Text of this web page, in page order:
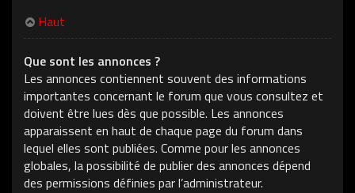
Haut
Que sont les annonces ?
Les annonces contiennent souvent des informations
importantes concernant le forum que vous consultez et
doivent être lues dès que possible. Les annonces
apparaissent en haut de chaque page du forum dans
lequel elles sont publiées. Comme pour les annonces
globales, la possibilité de publier des annonces dépend
des permissions définies par l’administrateur.